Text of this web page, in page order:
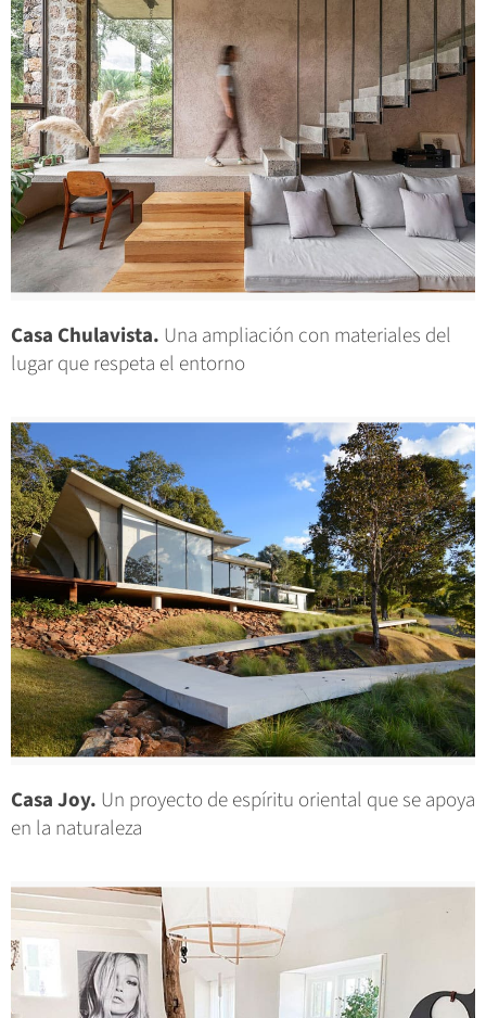
Casa Chulavista. Una ampliación con materiales del
lugar que respeta el entorno
Casa Joy. Un proyecto de espíritu oriental que se apoya
en la naturaleza